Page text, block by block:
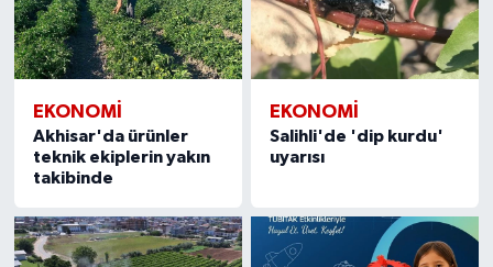
EKONOMİ
Akhisar'da ürünler
teknik ekiplerin yakın
takibinde
EKONOMİ
Salihli'de 'dip kurdu'
uyarısı